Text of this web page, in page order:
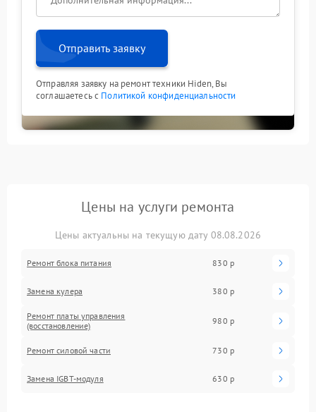
сохраните работоспособность оборудования и
избежите лишних затрат.
Отправить заявку
Отправляя заявку на ремонт техники Hiden, Вы
соглашаетесь с Политикой конфиденциальности
Цены на услуги ремонта
Цены актуальны на текущую дату 08.08.2026
Ремонт блока питания 830 р
Замена кулера 380 р
Ремонт платы управления
(восстановление)
980 р
Ремонт силовой части 730 р
Замена IGBT-модуля 630 р